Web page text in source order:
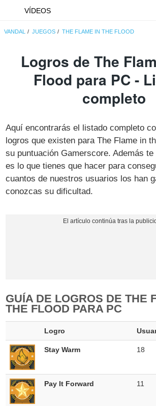
VÍDEOS
VANDAL JUEGOS THE FLAME IN THE FLOOD
Logros de The
Flood para PC -
completo
Aquí encontrarás el listado completo
logros que existen para The Flame in
su puntuación Gamerscore. Además
es lo que tienes que hacer para
cuantos de nuestros usuarios los han
conozcas su dificultad.
GUÍA DE LOGROS DE THE
THE FLOOD PARA PC
Logro
Stay Warm 18
Pay It Forward 11